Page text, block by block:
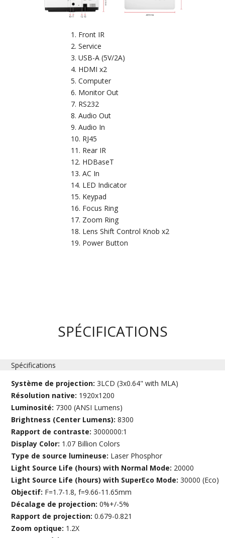
Front IR
Service
USB-A (5V/2A)
HDMI x2
Computer
Monitor Out
RS232
Audio Out
Audio In
RJ45
Rear IR
HDBaseT
AC In
LED Indicator
Keypad
Focus Ring
Zoom Ring
Lens Shift Control Knob x2
Power Button
SPÉCIFICATIONS
Spécifications
Système de projection:3LCD (3x0.64" with MLA)
Résolution native: 1920x1200
Luminosité: 7300 (ANSI Lumens)
Brightness (Center Lumens):8300
Rapport de contraste:3000000:1
Display Color: 1.07 Billion Colors
Type de source lumineuse: Laser Phosphor
Light Source Life (hours) with Normal Mode: 20000
Light Source Life (hours) with SuperEco Mode:30000 (Eco)
Objectif: F=1.7-1.8, f=9.66-11.65mm
Décalage de projection:0%+/-5%
Rapport de projection:0.679-0.821
Zoom optique: 1.2X